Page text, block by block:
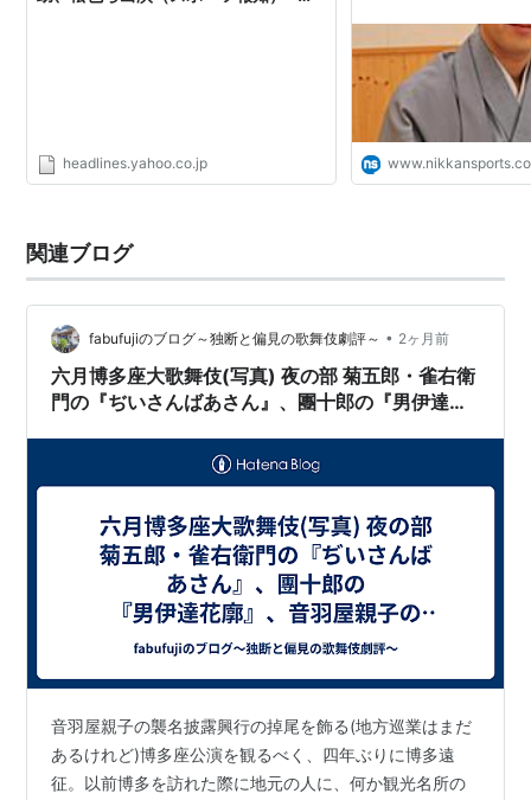
headlines.yahoo.co.jp
関連ブログ
fabufujiのブログ～独断と偏見の歌舞伎劇評～ • 2ヶ月前
六月博多座大歌舞伎(写真) 夜の部 菊五郎・雀右衛
門の『ぢいさんばあさん』、團十郎の『男伊達花
音羽屋親子の襲名披露興行の掉尾を飾る(地方巡業はまだ
あるけれど)博多座公演を観るべく、四年ぶりに博多遠
征。以前博多を訪れた際に地元の人に、何か観光名所の